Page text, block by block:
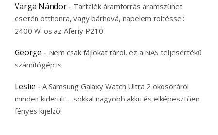
Varga Nándor - Tartalék áramforrás áramszünet
esetén otthonra, vagy bárhová, napelem töltéssel:
2400 W-os az Aferiy P210
George - Nem csak fájlokat tárol, ez a NAS teljesértékű
számítógép is
Leslie - A Samsung Galaxy Watch Ultra 2 okosóráról
minden kiderült – sokkal nagyobb akku és elképesztően
fényes kijelző!